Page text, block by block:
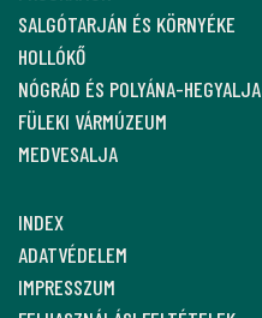
SALGÓTARJÁN ÉS KÖRNYÉKE
HOLLÓKŐ
NÓGRÁD ÉS POLYÁNA-HEGYALJA
FÜLEKI VÁRMÚZEUM
MEDVESALJA
INDEX
ADATVÉDELEM
IMPRESSZUM